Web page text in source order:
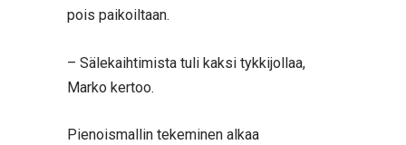
pois paikoiltaan.
– Sälekaihtimista tuli kaksi tykkijollaa,
Marko kertoo.
Pienoismallin tekeminen alkaa